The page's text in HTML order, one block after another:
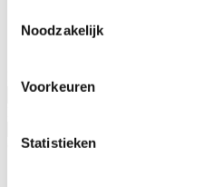
Noodzakelijk
Voorkeuren
Statistieken
Kinderalimentatie
Geslacht